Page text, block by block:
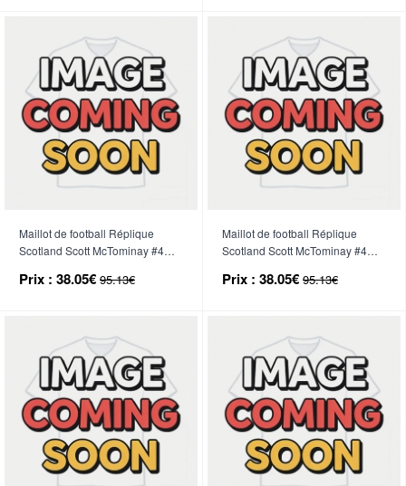
Maillot de football Réplique
Scotland Scott McTominay #4
Manche Courte
Prix : 38.05€ 95.13€
Maillot de football Réplique
Scotland Scott McTominay #4
Manche Courte
Prix : 38.05€ 95.13€